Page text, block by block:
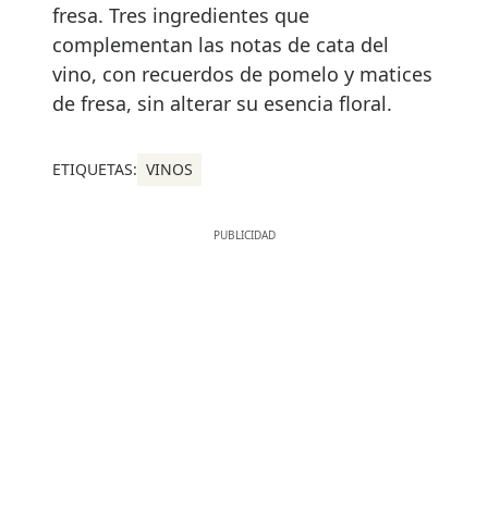
fresa. Tres ingredientes que
complementan las notas de cata del
vino, con recuerdos de pomelo y matices
de fresa, sin alterar su esencia floral.
ETIQUETAS: VINOS